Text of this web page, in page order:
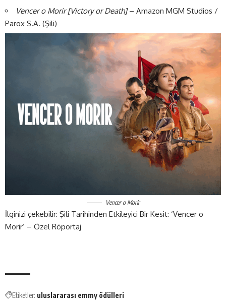
Vencer o Morir [Victory or Death]– Amazon MGM Studios /
Parox S.A. (Şili)
Vencer o Morir
İlginizi çekebilir: Şili Tarihinden Etkileyici Bir Kesit: ‘Vencer o
Morir’ – Özel Röportaj
Etiketler: uluslararası emmy ödülleri